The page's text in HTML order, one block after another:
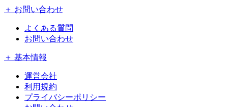
＋ お問い合わせ
よくある質問
お問い合わせ
＋ 基本情報
運営会社
利用規約
プライバシーポリシー